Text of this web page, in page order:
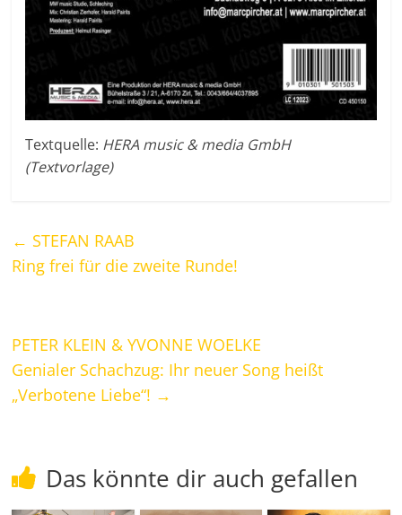
Textquelle: HERA music & media GmbH
(Textvorlage)
← STEFAN RAAB
Ring frei für die zweite Runde!
PETER KLEIN & YVONNE WOELKE
Genialer Schachzug: Ihr neuer Song heißt
„Verbotene Liebe“! →
Das könnte dir auch gefallen